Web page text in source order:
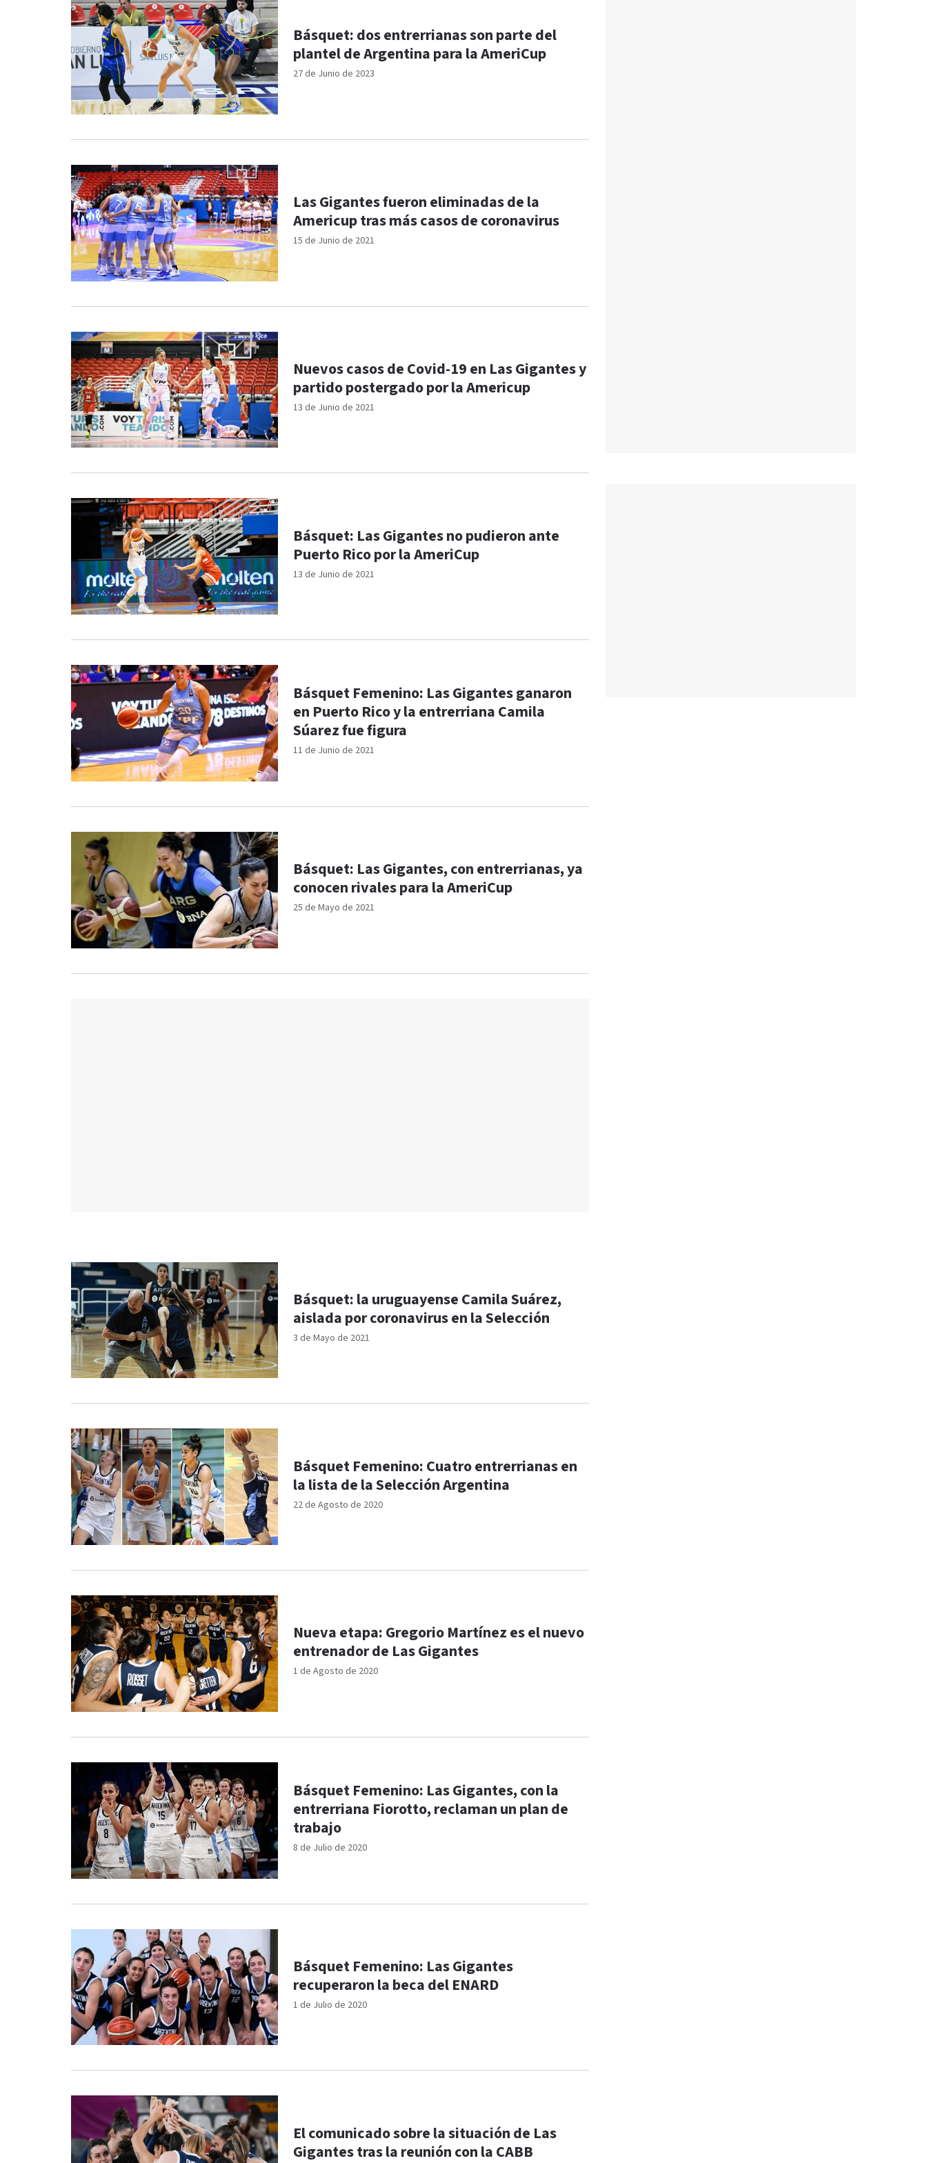
27 de Junio de 2023
Básquet: dos entrerrianas son parte del
plantel de Argentina para la AmeriCup
15 de Junio de 2021
Las Gigantes fueron eliminadas de la
Americup tras más casos de coronavirus
13 de Junio de 2021
Nuevos casos de Covid-19 en Las Gigantes y
partido postergado por la Americup
13 de Junio de 2021
Básquet: Las Gigantes no pudieron ante
Puerto Rico por la AmeriCup
11 de Junio de 2021
Básquet Femenino: Las Gigantes ganaron
en Puerto Rico y la entrerriana Camila
Súarez fue figura
25 de Mayo de 2021
Básquet: Las Gigantes, con entrerrianas, ya
conocen rivales para la AmeriCup
3 de Mayo de 2021
Básquet: la uruguayense Camila Suárez,
aislada por coronavirus en la Selección
22 de Agosto de 2020
Básquet Femenino: Cuatro entrerrianas en
la lista de la Selección Argentina
1 de Agosto de 2020
Nueva etapa: Gregorio Martínez es el nuevo
entrenador de Las Gigantes
8 de Julio de 2020
Básquet Femenino: Las Gigantes, con la
entrerriana Fiorotto, reclaman un plan de
trabajo
1 de Julio de 2020
Básquet Femenino: Las Gigantes
recuperaron la beca del ENARD
El comunicado sobre la situación de Las
Gigantes tras la reunión con la CABB